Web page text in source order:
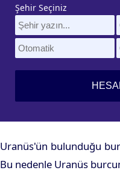
Şehir Seçiniz
Uranüs'ün bulunduğu
Bu nedenle Uranüs